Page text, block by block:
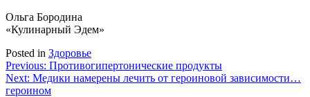
Ольга Бородина
«Кулинарный Эдем»
Posted in Здоровье
Навигация
по
Previous: Противогипертонические продукты
Next: Медики намерены лечить от героиновой зависимости…
героином